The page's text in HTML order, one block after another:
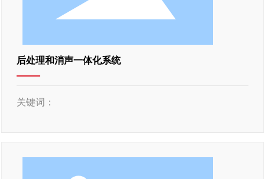
后处理和消声一体化系统
关键词：